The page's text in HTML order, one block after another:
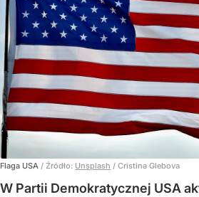
Flaga USA / Źródło: Unsplash / Cristina Glebova
W Partii Demokratycznej USA